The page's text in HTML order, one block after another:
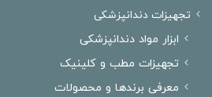
تجهیزات دندانپزشکی
ابزار مواد دندانپزشکی
تجهیزات مطب و کلینیک
معرفی برندها و محصولات